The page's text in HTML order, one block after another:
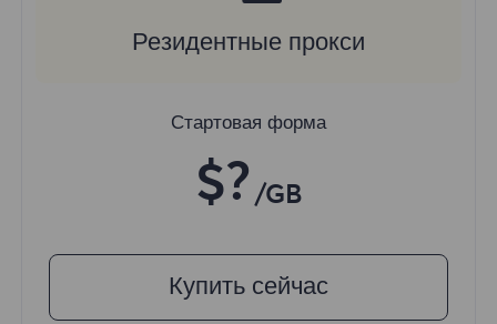
Резидентные прокси
Стартовая форма
$? /GB
Купить сейчас